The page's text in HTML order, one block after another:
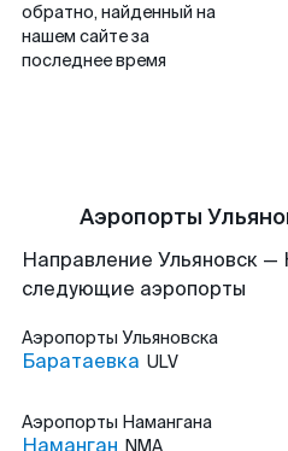
обратно, найденный на
нашем сайте за
последнее время
Аэропорты
Направление Ульяновск
следующие аэропорты
Аэропорты Ульяновска
Баратаевка ULV
Аэропорты Намангана
Наманган NMA